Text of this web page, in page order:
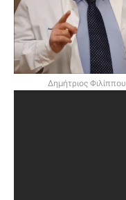
Δημήτριος Φιλίππου